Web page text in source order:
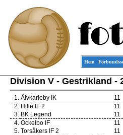
Hem
Division V - Gestrikland -
1. Älvkarleby IK 11
2. Hille IF 2 11
3. BK Legend 11
4. Ockelbo IF 11
5. Torsåkers IF 2 11